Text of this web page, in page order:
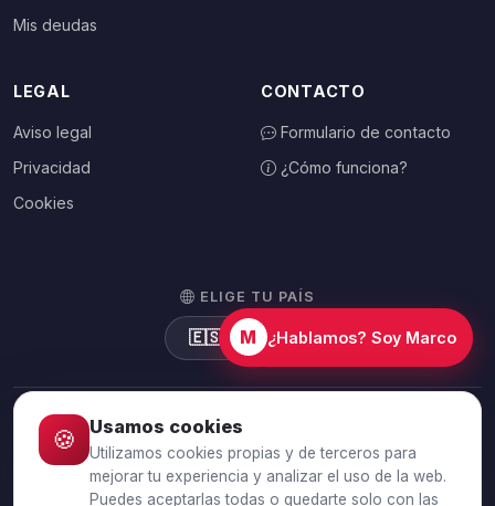
Mis deudas
LEGAL
Aviso legal
Privacidad
Cookies
CONTACTO
Formulario de contacto
¿Cómo funciona?
ELIGE TU PAÍS
🇪🇸 España
© 2026 Debtalia.com. Todos los derechos reservados.
Conexión segura SSL · Pago seguro con Stripe
M ¿Hablamos? Soy Marco
🍪 Usamos cookies
Utilizamos cookies propias y de terceros para
mejorar tu experiencia y analizar el uso de la web.
Puedes aceptarlas todas o quedarte solo con las